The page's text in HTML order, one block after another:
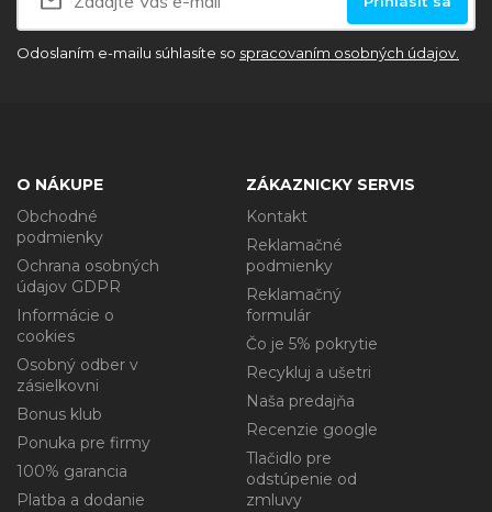
Odoslaním e-mailu súhlasíte so spracovaním osobných údajov.
O NÁKUPE
Obchodné
podmienky
Ochrana osobných
údajov GDPR
Informácie o
cookies
Osobný odber v
zásielkovni
Bonus klub
Ponuka pre firmy
100% garancia
Platba a dodanie
ZÁKAZNICKY SERVIS
Kontakt
Reklamačné
podmienky
Reklamačný
formulár
Čo je 5% pokrytie
Recykluj a ušetri
Naša predajňa
Recenzie google
Tlačidlo pre
odstúpenie od
zmluvy